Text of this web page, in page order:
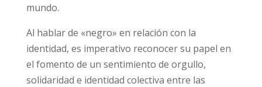
mundo.
Al hablar de «negro» en relación con la
identidad, es imperativo reconocer su papel en
el fomento de un sentimiento de orgullo,
solidaridad e identidad colectiva entre las